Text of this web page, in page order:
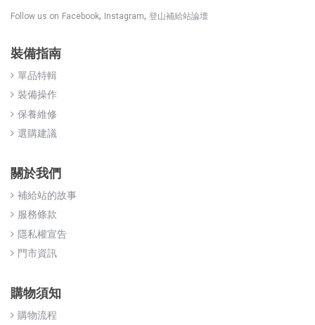
Follow us on Facebook, Instagram, 登山補給站論壇
裝備指南
單品特輯
裝備操作
保養維修
選購建議
關於我們
補給站的故事
服務條款
隱私權宣告
門市資訊
購物須知
購物流程